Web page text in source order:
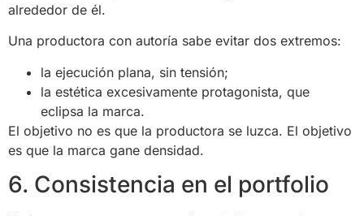
alrededor de él.
Una productora con autoría sabe evitar dos extremos:
la ejecución plana, sin tensión;
la estética excesivamente protagonista, que
eclipsa la marca.
El objetivo no es que la productora se luzca. El objetivo
es que la marca gane densidad.
6. Consistencia en el portfolio